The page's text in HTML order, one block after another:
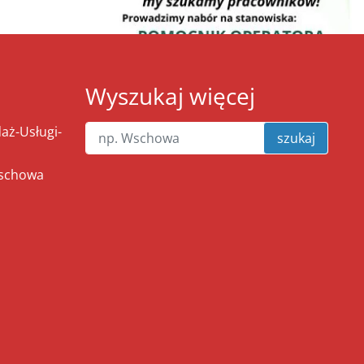
Usługi-
Wyszukaj więcej
szukaj